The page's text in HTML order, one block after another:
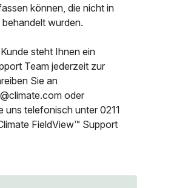
können, die nicht in
behandelt wurden.
steht Ihnen ein
Team jederzeit zur
Sie an
oder
uns telefonisch unter 0211
FieldView™ Support